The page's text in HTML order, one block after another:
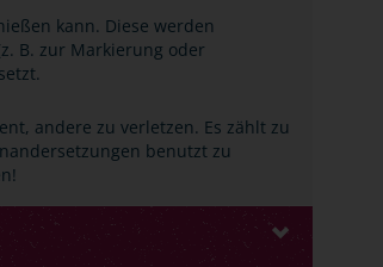
kann. Diese werden
B. zur Markierung oder
andere zu verletzen. Es zählt zu
benutzt zu